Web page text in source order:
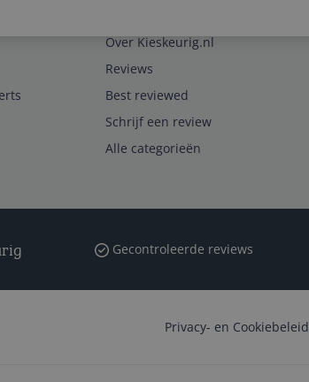
Over Kieskeurig.nl
Reviews
Best reviewed
Schrijf een review
Alle categorieën
Gecontroleerde reviews
Privacy- en Cookiebeleid